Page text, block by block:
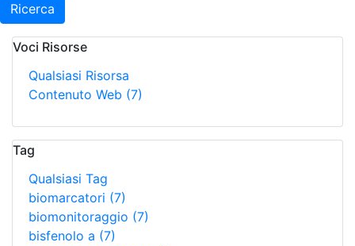
Ricerca
Voci Risorse
Qualsiasi Risorsa
Contenuto Web (7)
Tag
Qualsiasi Tag
biomarcatori (7)
biomonitoraggio (7)
bisfenolo a (7)